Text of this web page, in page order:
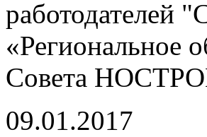
работодателей
«Региональное
Совета
09.01.2017